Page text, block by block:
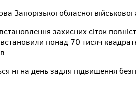
Запорізької обласної військової
захисних сіток
встановили понад 70 тисяч
ні на день задля підвищення